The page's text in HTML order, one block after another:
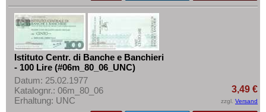
Istituto Centr. di Banche e Banchieri
- 100 Lire (#06m_80_06_UNC)
Datum: 25.02.1977
Katalognr.: 06m_80_06
Erhaltung: UNC
3,49 €
zzgl. Versand